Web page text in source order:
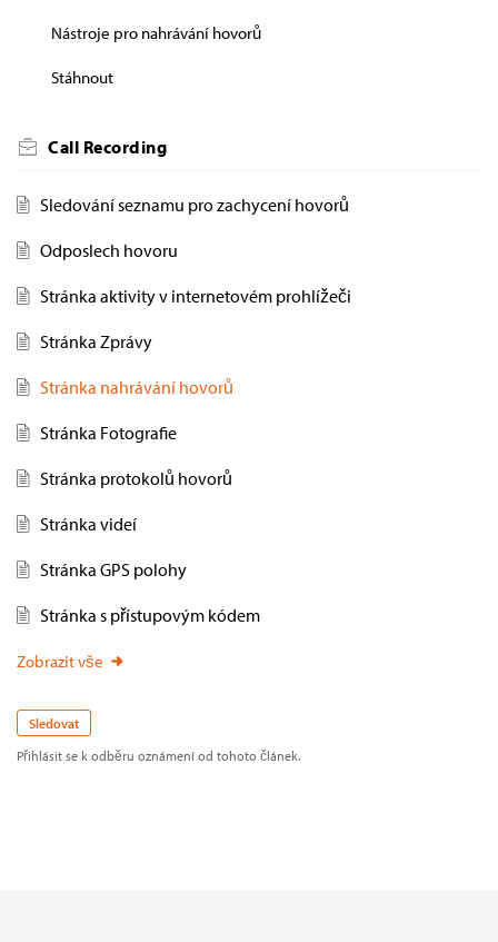
Nástroje pro nahrávání hovorů
Stáhnout
Sledovat
Přihlásit se k odběru oznámení od tohoto článek.
Call Recording
Sledování seznamu pro zachycení hovorů
Odposlech hovoru
Stránka aktivity v internetovém prohlížeči
Stránka Zprávy
Stránka nahrávání hovorů
Stránka Fotografie
Stránka protokolů hovorů
Stránka videí
Stránka GPS polohy
Stránka s přístupovým kódem
Zobrazit vše